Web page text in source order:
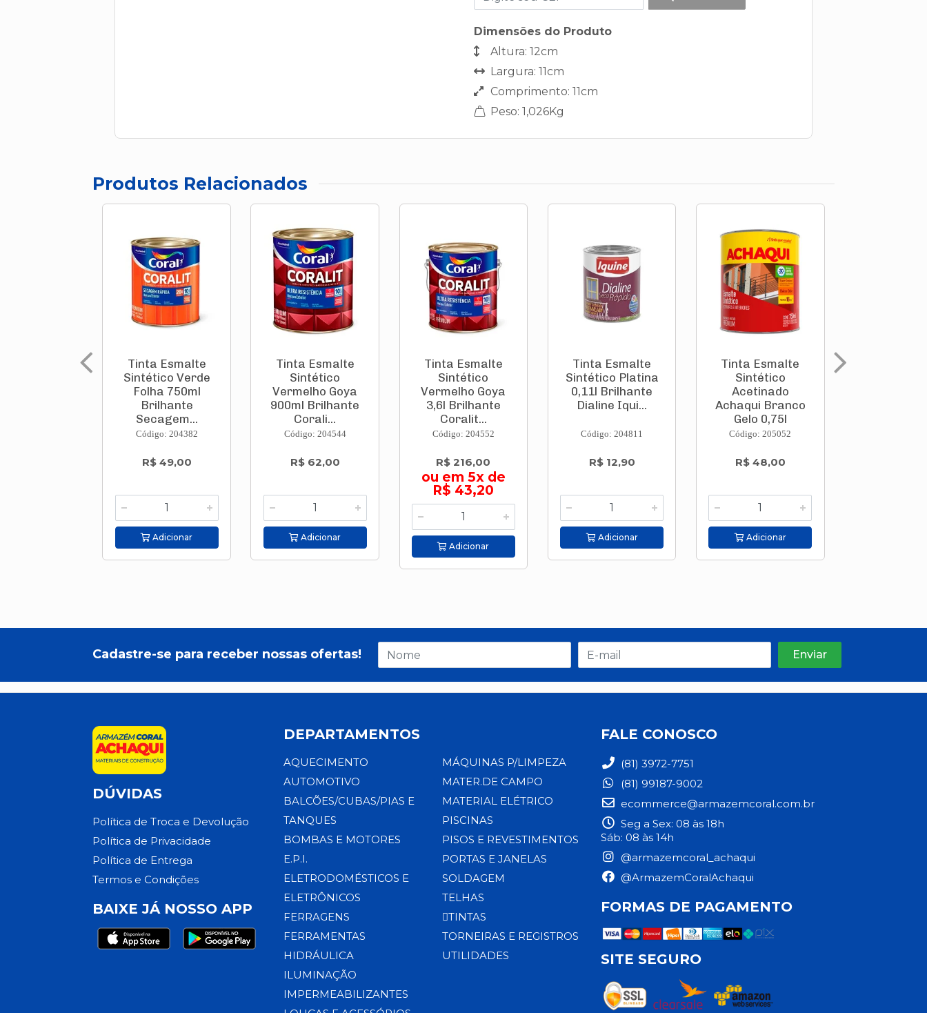
Dimensões do Produto
Altura: 12cm
Largura: 11cm
Comprimento: 11cm
Peso: 1,026Kg
Produtos Relacionados
Tinta Esmalte
Sintético Verde
Folha 750ml
Brilhante
Secagem...
Código: 204382
R$ 49,00
Adicionar
Tinta Esmalte
Sintético
Vermelho Goya
900ml Brilhante
Corali...
Código: 204544
R$ 62,00
Adicionar
Tinta Esmalte
Sintético
Vermelho Goya
3,6l Brilhante
Coralit...
Código: 204552
R$ 216,00
ou em 5x de
R$ 43,20
Adicionar
Tinta Esmalte
Sintético Platina
0,11l Brilhante
Dialine Iqui...
Código: 204811
R$ 12,90
Adicionar
Tinta Esmalte
Sintético
Acetinado
Achaqui Branco
Gelo 0,75l
Código: 205052
R$ 48,00
Adicionar
Cadastre-se para receber nossas ofertas!
DÚVIDAS
Política de Troca e Devolução
Política de Privacidade
Política de Entrega
Termos e Condições
BAIXE JÁ NOSSO APP
DEPARTAMENTOS
AQUECIMENTO
AUTOMOTIVO
BALCÕES/CUBAS/PIAS E
TANQUES
BOMBAS E MOTORES
E.P.I.
ELETRODOMÉSTICOS E
ELETRÔNICOS
FERRAGENS
FERRAMENTAS
HIDRÁULICA
ILUMINAÇÃO
IMPERMEABILIZANTES
MÁQUINAS P/LIMPEZA
MATER.DE CAMPO
MATERIAL ELÉTRICO
PISCINAS
PISOS E REVESTIMENTOS
PORTAS E JANELAS
SOLDAGEM
TELHAS
TINTAS
TORNEIRAS E REGISTROS
UTILIDADES
FALE CONOSCO
(81) 3972-7751
(81) 99187-9002
ecommerce@armazemcoral.com.br
Seg a Sex: 08 às 18h
Sáb: 08 às 14h
@armazemcoral_achaqui
@ArmazemCoralAchaqui
FORMAS DE PAGAMENTO
SITE SEGURO